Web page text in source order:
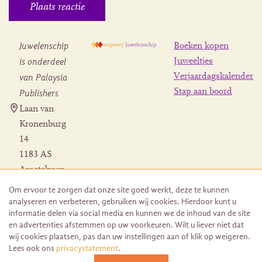
Juwelenschip
is onderdeel
van Palaysia
Publishers
Laan van
Kronenburg
14
1183 AS
Amstelveen
Herroeping
bestelling
Boeken kopen
Juweeltjes
Verjaardagskalender
Stap aan boord
Om ervoor te zorgen dat onze site goed werkt, deze te kunnen
analyseren en verbeteren, gebruiken wij cookies. Hierdoor kunt u
informatie delen via social media en kunnen we de inhoud van de site
en advertenties afstemmen op uw voorkeuren. Wilt u liever niet dat
wij cookies plaatsen, pas dan uw instellingen aan of klik op weigeren.
Lees ook ons privacystatement.